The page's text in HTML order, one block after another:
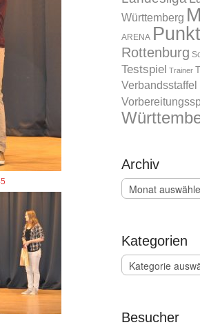
Württemberg
ARENA
Rottenburg
Testspiel Trainer
Verbandsstaffel
Archiv
Archiv
Kategorien
Kategorien
Besucher